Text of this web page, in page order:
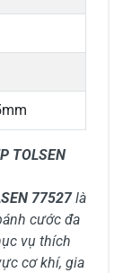
TOLSEN
77527là
cước đa
vụ thích
cơ khí, gia